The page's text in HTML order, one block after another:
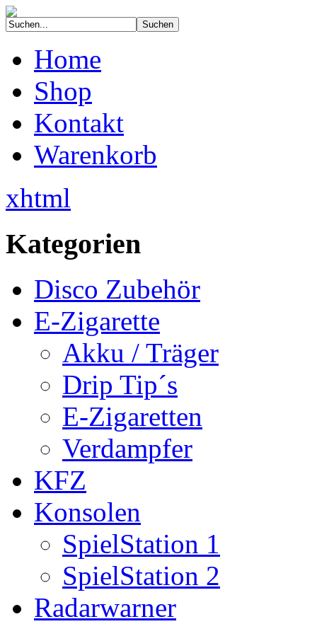
Home
Shop
Kontakt
Warenkorb
xhtml
Kategorien
Disco Zubehör
E-Zigarette
Akku / Träger
Drip Tip´s
E-Zigaretten
Verdampfer
KFZ
Konsolen
SpielStation 1
SpielStation 2
Radarwarner